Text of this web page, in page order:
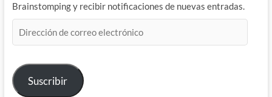
Brainstomping y recibir notificaciones de nuevas entradas.
de
electrónico
Suscribir